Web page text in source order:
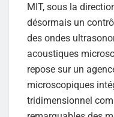
MIT, sous la
désormais un
des ondes
acoustiques
repose sur un
microscopiques
tridimensionnel